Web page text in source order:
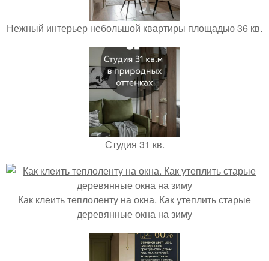
Нежный интерьер небольшой квартиры площадью 36 кв.
Студия 31 кв.
Как клеить теплоленту на окна. Как утеплить старые
деревянные окна на зиму